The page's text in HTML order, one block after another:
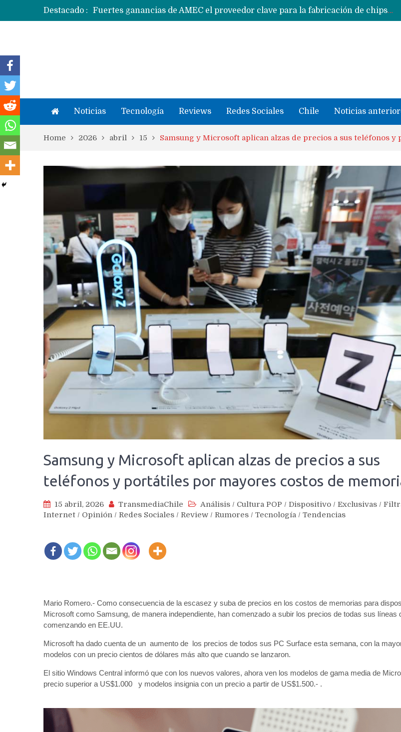
Destacado :
Usuarios de teléfonos Xiaomi, Oppo y Vivo alertan de bloqueos para pagar con Google en modelos con ROM China
Ecosistema Apple: cómo elegir el iPhone según tu uso
Noticias Tecnología Reviews Redes Sociales Chile Noticias
Home 2026 abril 15 Samsung y Microsoft aplican alzas de precios a sus teléfonos
Samsung y Microsoft aplican alzas de precios a sus
teléfonos y portátiles por mayores costos de
15 abril, 2026 TransmediaChile Análisis / Cultura POP / Dispositivo / Exclusivas /
Internet / Opinión / Redes Sociales / Review / Rumores / Tecnología / Tendencias
Mario Romero.- Como consecuencia de la escasez y suba de precios en los costos de memorias para
Microsoft como Samsung, de manera independiente, han comenzado a subir los precios de todas sus líneas
comenzando en EE.UU.
Microsoft ha dado cuenta de un aumento de los precios de todos sus PC Surface esta semana, con la
modelos con un precio cientos de dólares más alto que cuando se lanzaron.
El sitio Windows Central informó que con los nuevos valores, ahora ven los modelos de gama media de
precio superior a US$1.000 y modelos insignia con un precio a partir de US$1.500.- .